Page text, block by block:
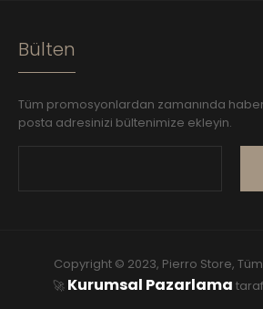
Bülten
Tüm promosyonlardan zamanında
posta adresinizi bültenimize ekleyin.
Copyright © 2023, Pierro Store, Tüm
🚀 Kurumsal Pazarlama